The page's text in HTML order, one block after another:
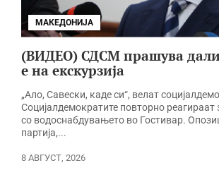
МАКЕДОНИЈА
(ВИДЕО) СДСМ прашува
е на екскурзија
„Ало, Савески, каде си“, велат
Социјалдемократите повторно реагираат
со водоснабдувањето во Гостивар.
партија,...
8 АВГУСТ, 2026